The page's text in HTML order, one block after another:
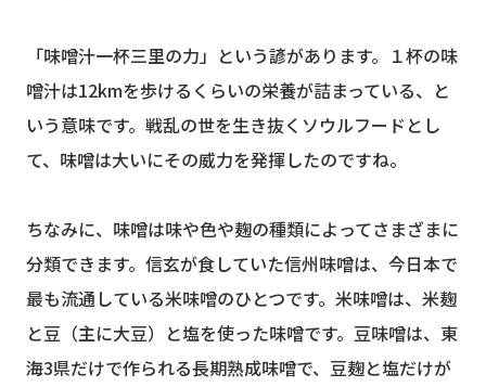
「味噌汁一杯三里の力」という諺があります。１杯の味
噌汁は12kmを歩けるくらいの栄養が詰まっている、と
いう意味です。戦乱の世を生き抜くソウルフードとし
て、味噌は大いにその威力を発揮したのですね。
ちなみに、味噌は味や色や麹の種類によってさまざまに
分類できます。信玄が食していた信州味噌は、今日本で
最も流通している米味噌のひとつです。米味噌は、米麹
と豆（主に大豆）と塩を使った味噌です。豆味噌は、東
海3県だけで作られる長期熟成味噌で、豆麹と塩だけが